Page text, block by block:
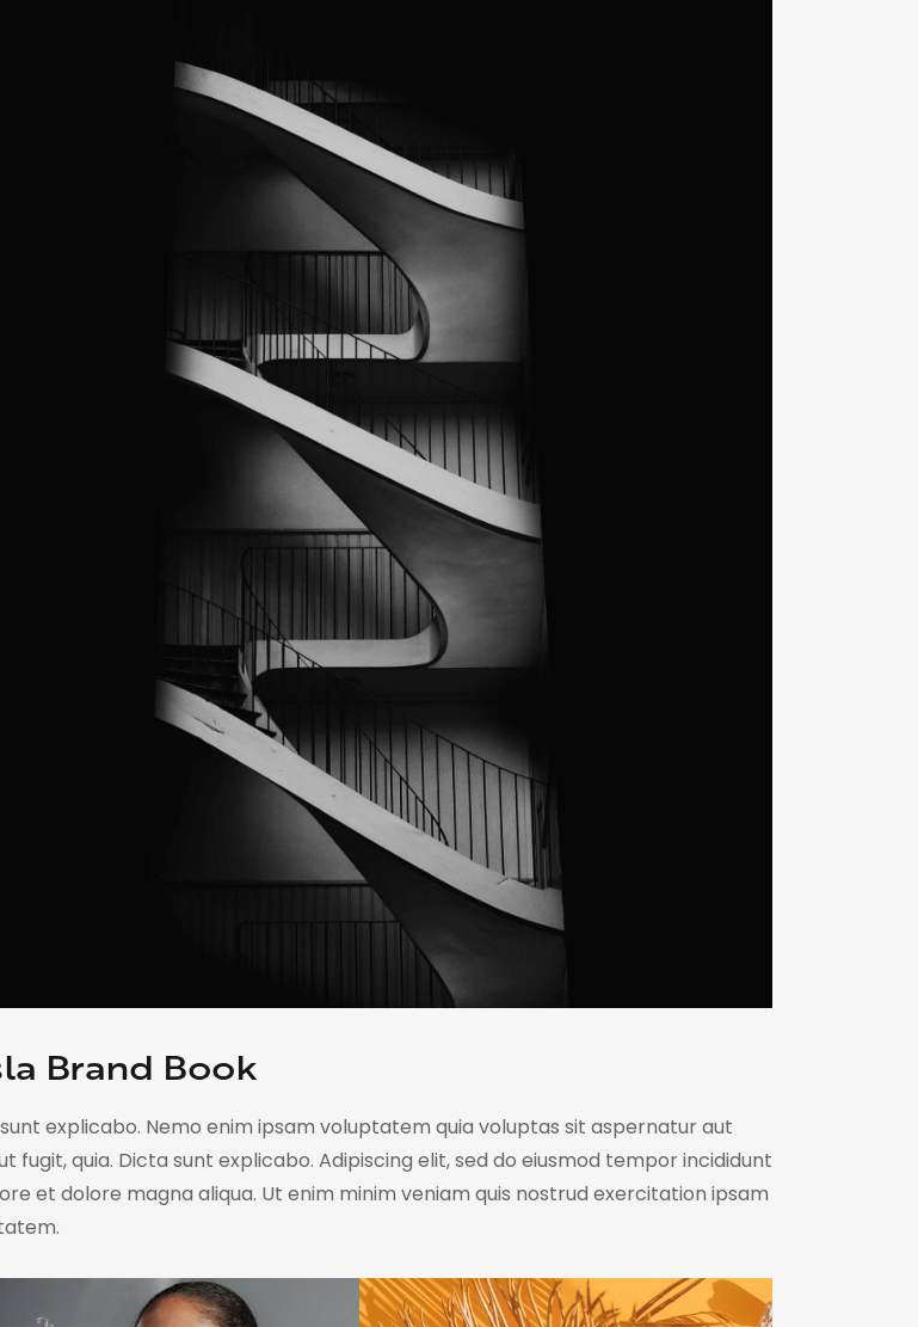
Brand Book
explicabo. Nemo enim ipsam voluptatem quia voluptas sit aspernatur aut
fugit, quia. Dicta sunt explicabo. Adipiscing elit, sed do eiusmod tempor incididunt
et dolore magna aliqua. Ut enim minim veniam quis nostrud exercitation ipsam